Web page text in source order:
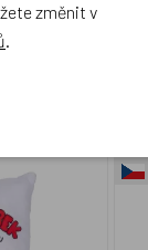
změnit v
.